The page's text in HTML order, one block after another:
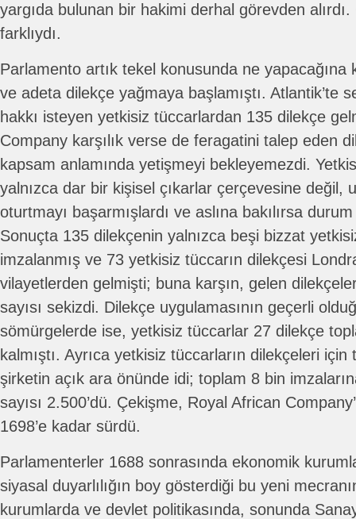
yargıda bulunan bir hakimi derhal görevden
farklıydı.
Parlamento artık tekel konusunda ne yapacağına
ve adeta dilekçe yağmaya başlamıştı. Atlantik’te
hakkı isteyen yetkisiz tüccarlardan 135 dilekçe
Company karşılık verse de feragatini talep eden
kapsam anlamında yetişmeyi bekleyemezdi.
yalnızca dar bir kişisel çıkarlar çerçevesine değil,
oturtmayı başarmışlardı ve aslına bakılırsa
Sonuçta 135 dilekçenin yalnızca beşi bizzat
imzalanmış ve 73 yetkisiz tüccarın dilekçesi
vilayetlerden gelmişti; buna karşın, gelen
sayısı sekizdi. Dilekçe uygulamasının geçerli
sömürgelerde ise, yetkisiz tüccarlar 27 dilekçe
kalmıştı. Ayrıca yetkisiz tüccarların dilekçeleri için
şirketin açık ara önünde idi; toplam 8 bin
sayısı 2.500’dü. Çekişme, Royal African
1698’e kadar sürdü.
Parlamenterler 1688 sonrasında ekonomik
siyasal duyarlılığın boy gösterdiği bu yeni
kurumlarda ve devlet politikasında, sonunda